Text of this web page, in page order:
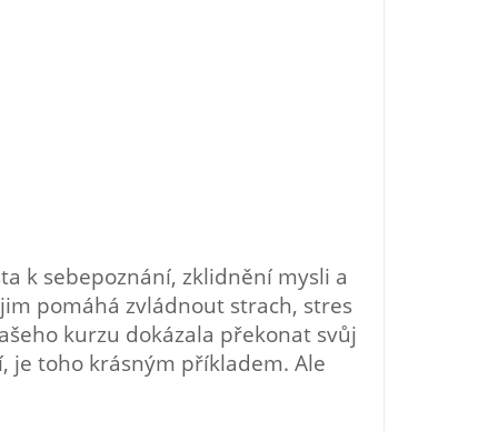
k sebepoznání, zklidnění mysli a
pomáhá zvládnout strach, stres
kurzu dokázala překonat svůj
je toho krásným příkladem. Ale